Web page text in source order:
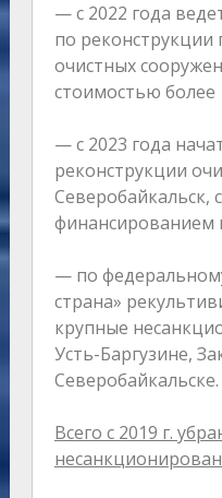
— с 2022 года
по
очистных
стоимостью более
— с 2023 года
реконструкции
Северобайкальск,
финансированием
— по
страна»
крупные
Усть-Баргузине,
Северобайкальске.
Всего с 2019 г.